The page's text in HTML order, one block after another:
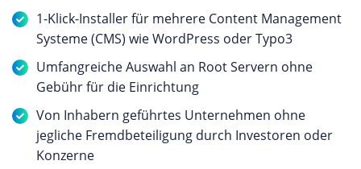
1-Klick-Installer für mehrere Content Management
Systeme (CMS) wie WordPress oder Typo3
Umfangreiche Auswahl an Root Servern ohne
Gebühr für die Einrichtung
Von Inhabern geführtes Unternehmen ohne
jegliche Fremdbeteiligung durch Investoren oder
Konzerne